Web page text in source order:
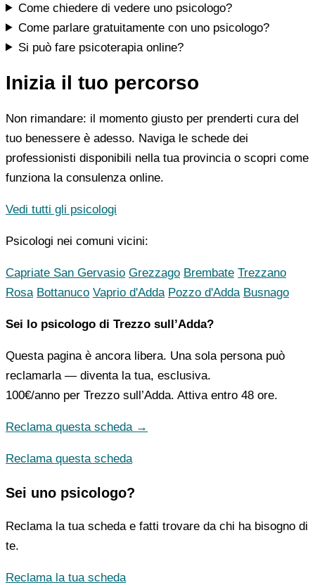
Come chiedere di vedere uno psicologo?
Come parlare gratuitamente con uno psicologo?
Si può fare psicoterapia online?
Inizia il tuo percorso
Non rimandare: il momento giusto per prenderti cura del
tuo benessere è adesso. Naviga le schede dei
professionisti disponibili nella tua provincia o scopri come
funziona la consulenza online.
Vedi tutti gli psicologi
Psicologi nei comuni vicini:
Capriate San Gervasio Grezzago Brembate Trezzano
Rosa Bottanuco Vaprio d'Adda Pozzo d'Adda Busnago
Sei lo psicologo di Trezzo sull’Adda?
Questa pagina è ancora libera. Una sola persona può
reclamarla — diventa la tua, esclusiva.
100€/anno per Trezzo sull’Adda. Attiva entro 48 ore.
Reclama questa scheda →
Reclama questa scheda
Sei uno psicologo?
Reclama la tua scheda e fatti trovare da chi ha bisogno di
te.
Reclama la tua scheda